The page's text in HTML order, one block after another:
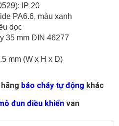
IP 20
PA6.6, màu xanh
dọc
35 mm DIN 46277
mm (W x H x D)
báo cháy tự động khác
đun điều khiển van